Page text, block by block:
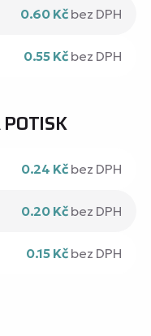
0.60 Kč bez DPH
0.55 Kč bez DPH
0.24 Kč bez DPH
0.20 Kč bez DPH
0.15 Kč bez DPH